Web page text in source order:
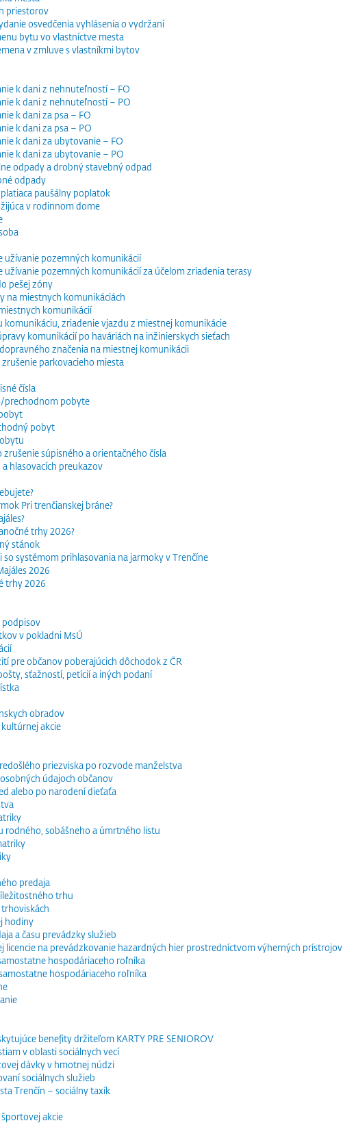
priestorov
osvedčenia vyhlásenia o vydržaní
bytu vo vlastníctve mesta
v zmluve s vlastníkmi bytov
k dani z nehnuteľností – FO
k dani z nehnuteľností – PO
k dani za psa – FO
k dani za psa – PO
k dani za ubytovanie – FO
k dani za ubytovanie – PO
odpady a drobný stavebný odpad
odpady
paušálny poplatok
v rodinnom dome
užívanie pozemných komunikácií
užívanie pozemných komunikácií za účelom zriadenia terasy
pešej zóny
na miestnych komunikáciách
komunikácií
komunikáciu, zriadenie vjazdu z miestnej komunikácie
komunikácií po haváriách na inžinierskych sieťach
značenia na miestnej komunikácii
parkovacieho miesta
čísla
prechodnom pobyte
pobyt
súpisného a orientačného čísla
hlasovacích preukazov
Pri trenčianskej bráne?
trhy 2026?
stánok
so systémom prihlasovania na jarmoky v Trenčíne
2026
trhy 2026
podpisov
v pokladni MsÚ
pre občanov poberajúcich dôchodok z ČR
sťažností, petícií a iných podaní
obradov
akcie
priezviska po rozvode manželstva
údajoch občanov
alebo po narodení dieťaťa
rodného, sobášneho a úmrtného listu
predaja
trhu
hodiny
a času prevádzky služieb
licencie na prevádzkovanie hazardných hier prostredníctvom výherných prístrojov
hospodáriaceho roľníka
hospodáriaceho roľníka
benefity držiteľom KARTY PRE SENIOROV
v oblasti sociálnych vecí
dávky v hmotnej núdzi
sociálnych služieb
Trenčín – sociálny taxík
akcie